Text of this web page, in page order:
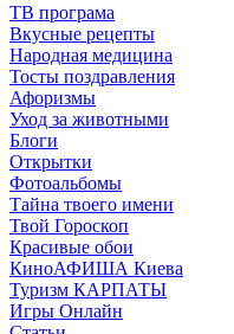
ТВ програма
Вкусные рецепты
Народная медицина
Тосты поздравления
Афоризмы
Уход за животными
Блоги
Открытки
Фотоальбомы
Тайна твоего имени
Твой Гороскоп
Красивые обои
КиноАФИША Киева
Туризм КАРПАТЫ
Игры Онлайн